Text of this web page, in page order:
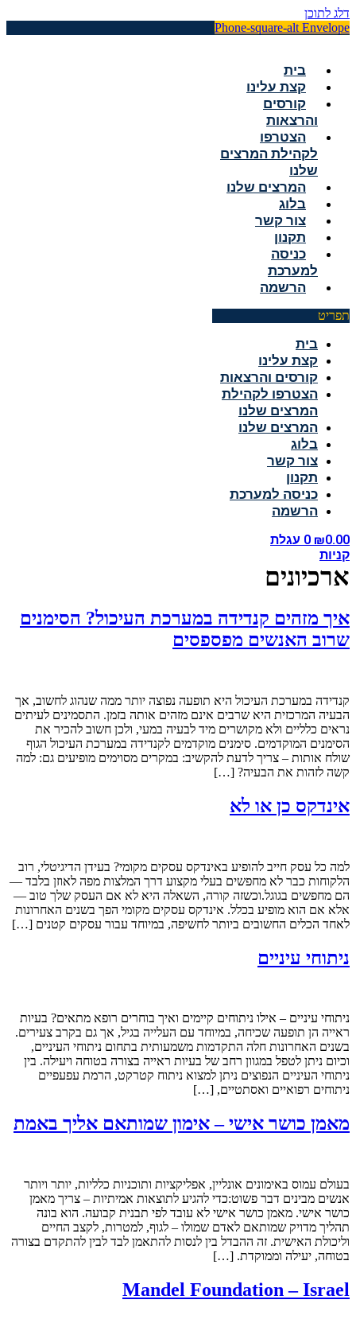
דלג לתוכן
Phone-square-alt Envelope
בית
קצת עלינו
קורסים
והרצאות
הצטרפו
לקהילת המרצים
שלנו
המרצים שלנו
בלוג
צור קשר
תקנון
כניסה
למערכת
הרשמה
תפריט
בית
קצת עלינו
קורסים והרצאות
הצטרפו לקהילת
המרצים שלנו
המרצים שלנו
בלוג
צור קשר
תקנון
כניסה למערכת
הרשמה
₪0.00
0 עגלת
קניות
ארכיונים
איך מזהים קנדידה במערכת העיכול? הסימנים
שרוב האנשים מפספסים
קנדידה במערכת העיכול היא תופעה נפוצה יותר ממה שנהוג לחשוב, אך
הבעיה המרכזית היא שרבים אינם מזהים אותה בזמן. התסמינים לעיתים
נראים כלליים ולא מקושרים מיד לבעיה במעי, ולכן חשוב להכיר את
הסימנים המוקדמים. סימנים מוקדמים לקנדידה במערכת העיכול הגוף
שולח אותות – צריך לדעת להקשיב: במקרים מסוימים מופיעים גם: למה
קשה לזהות את הבעיה? […]
אינדקס כן או לא
למה כל עסק חייב להופיע באינדקס עסקים מקומי? בעידן הדיגיטלי, רוב
הלקוחות כבר לא מחפשים בעלי מקצוע דרך המלצות מפה לאוזן בלבד —
הם מחפשים בגוגל.וכשזה קורה, השאלה היא לא אם העסק שלך טוב —
אלא אם הוא מופיע בכלל. אינדקס עסקים מקומי הפך בשנים האחרונות
לאחד הכלים החשובים ביותר לחשיפה, במיוחד עבור עסקים קטנים […]
ניתוחי עיניים
ניתוחי עיניים – אילו ניתוחים קיימים ואיך בוחרים רופא מתאים? בעיות
ראייה הן תופעה שכיחה, במיוחד עם העלייה בגיל, אך גם בקרב צעירים.
בשנים האחרונות חלה התקדמות משמעותית בתחום ניתוחי העיניים,
וכיום ניתן לטפל במגוון רחב של בעיות ראייה בצורה בטוחה ויעילה. בין
ניתוחי העיניים הנפוצים ניתן למצוא ניתוח קטרקט, הרמת עפעפיים
ניתוחים רפואיים ואסתטיים, […]
מאמן כושר אישי – אימון שמותאם אליך באמת
בעולם עמוס באימונים אונליין, אפליקציות ותוכניות כלליות, יותר ויותר
אנשים מבינים דבר פשוט:כדי להגיע לתוצאות אמיתיות – צריך מאמן
כושר אישי. מאמן כושר אישי לא עובד לפי תבנית קבועה. הוא בונה
תהליך מדויק שמותאם לאדם שמולו – לגוף, למטרות, לקצב החיים
וליכולת האישית. זה ההבדל בין לנסות להתאמן לבד לבין להתקדם בצורה
בטוחה, יעילה וממוקדת. […]
Mandel Foundation – Israel